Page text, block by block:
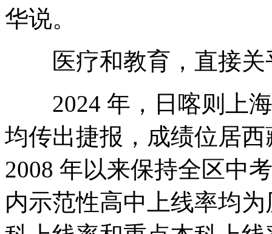
华说。
医疗和教育，直接关
2024 年，日喀则上海
均传出捷报，成绩位居
2008 年以来保持全区中
内示范性高中上线率均